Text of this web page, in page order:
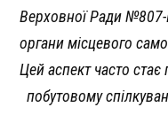
Верховної Ради №807-
органи місцевого
Цей аспект часто
побутовому